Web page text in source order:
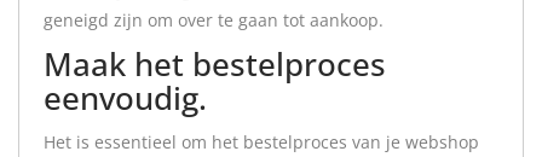
geneigd zijn om over te gaan tot aankoop.
Maak het bestelproces
eenvoudig.
Het is essentieel om het bestelproces van je webshop